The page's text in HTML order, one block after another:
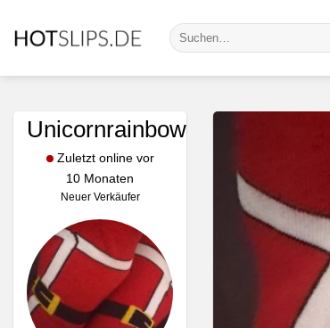
Inhalt
Suche
nach:
Unicornrainbow
Zuletzt online vor
10 Monaten
Neuer Verkäufer